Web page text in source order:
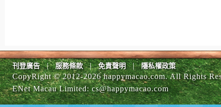
刊登廣告 | 服務條款 | 免責聲明 | 隱私權政策
CopyRight © 2012-2026 happymacao.com. All Rights
ENet Macau Limited:cs@happymacao.com